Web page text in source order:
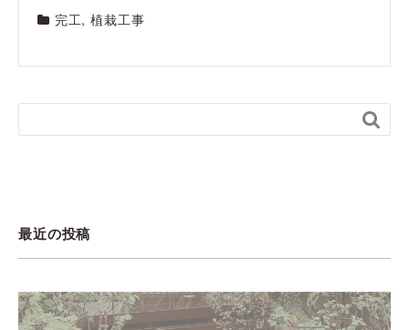
完工,植栽工事

最近の投稿